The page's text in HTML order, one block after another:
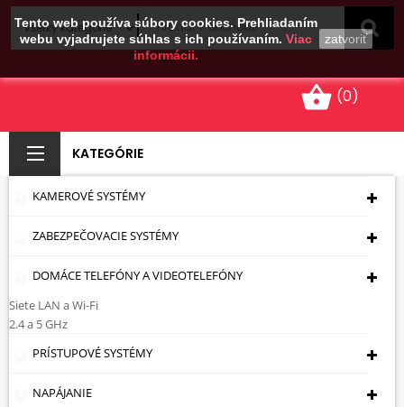
Tento web používa súbory cookies. Prehliadaním
webu vyjadrujete súhlas s ich používaním. Viac
informácii.
zatvoriť
shopping_basket (0)
KATEGÓRIE
KAMEROVÉ SYSTÉMY
ZABEZPEČOVACIE SYSTÉMY
DOMÁCE TELEFÓNY A VIDEOTELEFÓNY
Siete LAN a Wi-Fi
2.4 a 5 GHz
PRÍSTUPOVÉ SYSTÉMY
NAPÁJANIE
KONCOVÁ ZÁSUVKA
RJ45-2G5/6 DVOJITÉ
Úvodná Stránka
Káble - Zásuvky - Zástrčky
Zástrčky Omietkové A Podomietkové
Telefonické